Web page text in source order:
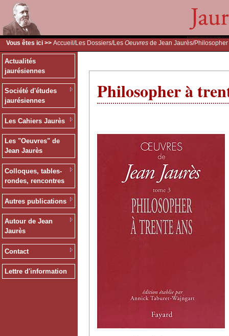
Vous êtes ici >> Accueil /Les Dossiers/Les Oeuvres de Jean Jaurès/
Actualités
jaurésiennes
Société d'études
jaurésiennes
Les Cahiers Jaurès
Les "Oeuvres" de
Jean Jaurès
Colloques, tables-
rondes, rencontres
Autres publications
Autour de Jean
Jaurès
Contact
Lettre d'information
Philosopher à